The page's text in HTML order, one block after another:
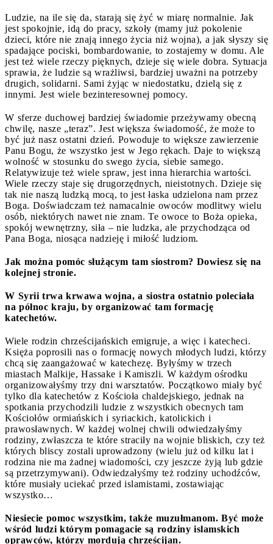
Ludzie, na ile się da, starają się żyć w miarę normalnie. Jak
jest spokojnie, idą do pracy, szkoły (mamy już pokolenie
dzieci, które nie znają innego życia niż wojna), a jak słyszy się
spadające pociski, bombardowanie, to zostajemy w domu. Ale
jest też wiele rzeczy pięknych, dzieje się wiele dobra. Sytuacja
sprawia, że ludzie są wrażliwsi, bardziej uważni na potrzeby
drugich, solidarni. Sami żyjąc w niedostatku, dzielą się z
innymi. Jest wiele bezinteresownej pomocy.
W sferze duchowej bardziej świadomie przeżywamy obecną
chwilę, nasze „teraz”. Jest większa świadomość, że może to
być już nasz ostatni dzień. Powoduje to większe zawierzenie
Panu Bogu, że wszystko jest w Jego rękach. Daje to większą
wolność w stosunku do swego życia, siebie samego.
Relatywizuje też wiele spraw, jest inna hierarchia wartości.
Wiele rzeczy staje się drugorzędnych, nieistotnych. Dzieje się
tak nie naszą ludzką mocą, to jest łaska udzielona nam przez
Boga. Doświadczam też namacalnie owoców modlitwy wielu
osób, niektórych nawet nie znam. Te owoce to Boża opieka,
spokój wewnętrzny, siła – nie ludzka, ale przychodząca od
Pana Boga, niosąca nadzieję i miłość ludziom.
Jak można pomóc służącym tam siostrom? Dowiesz się na
kolejnej stronie.
W Syrii trwa krwawa wojna, a siostra ostatnio poleciała
na północ kraju, by organizować tam formację
katechetów.
Wiele rodzin chrześcijańskich emigruje, a więc i katecheci.
Księża poprosili nas o formację nowych młodych ludzi, którzy
chcą się zaangażować w katechezę. Byłyśmy w trzech
miastach Malkije, Hassake i Kamiszli. W każdym ośrodku
organizowałyśmy trzy dni warsztatów. Początkowo miały być
tylko dla katechetów z Kościoła chaldejskiego, jednak na
spotkania przychodzili ludzie z wszystkich obecnych tam
Kościołów ormiańskich i syriackich, katolickich i
prawosławnych. W każdej wolnej chwili odwiedzałyśmy
rodziny, zwłaszcza te które straciły na wojnie bliskich, czy też
których bliscy zostali uprowadzony (wielu już od kilku lat i
rodzina nie ma żadnej wiadomości, czy jeszcze żyją lub gdzie
są przetrzymywani). Odwiedzałyśmy też rodziny uchodźców,
które musiały uciekać przed islamistami, zostawiając
wszystko…
Niesiecie pomoc wszystkim, także muzułmanom. Być może
wśród ludzi którym pomagacie są rodziny islamskich
oprawców, którzy mordują chrześcijan.